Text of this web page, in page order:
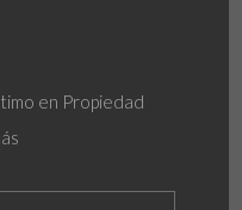
en Propiedad